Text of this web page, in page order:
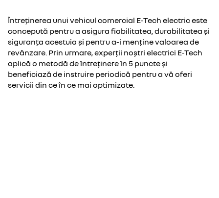
Întreținerea unui vehicul comercial E-Tech electric este
concepută pentru a asigura fiabilitatea, durabilitatea și
siguranța acestuia și pentru a-i menține valoarea de
revânzare. Prin urmare, experții noștri electrici E-Tech
aplică o metodă de întreținere în 5 puncte și
beneficiază de instruire periodică pentru a vă oferi
servicii din ce în ce mai optimizate.